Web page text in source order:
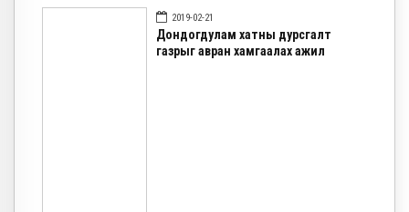
2019-02-21
Дондогдулам хатны дурсгалт
газрыг авран хамгаалах ажил